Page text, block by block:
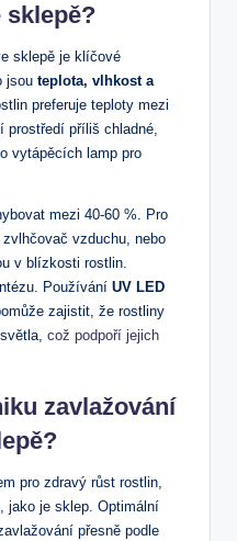
sklepě je klíčové
jsou teplota, vlhkost a⁣
⁤preferuje teploty mezi
prostředí příliš chladné,
vytápěcích lamp pro
mezi 40-60 %. Pro
vzduchu, nebo
v blízkosti rostlin.
Používání UV LED
zajistit, že rostliny
což podpoří jejich
zavlažování
pro zdravý růst rostlin,
jako je sklep. Optimální
přesně podle⁢